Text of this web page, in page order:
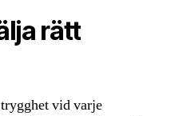
rätt
vid varje